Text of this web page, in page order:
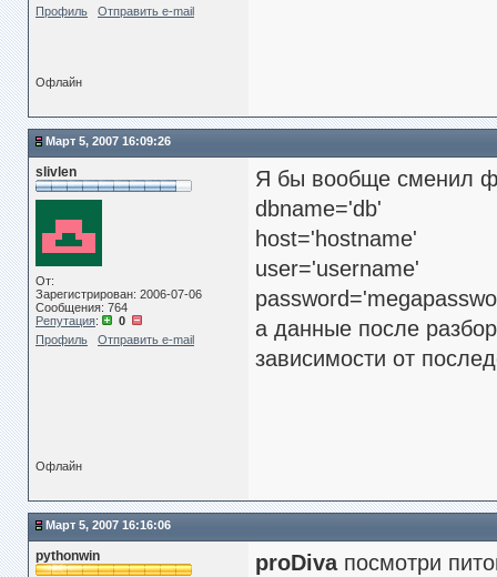
Профиль
Отправить e-mail
Офлайн
Март 5, 2007 16:09:26
slivlen
От:
Зарегистрирован: 2006-07-06
Сообщения: 764
Репутация:
0
Профиль
Отправить e-mail
Я бы вообще сменил
dbname='db'
host='hostname'
user='username'
а данные после
зависимости от
Офлайн
Март 5, 2007 16:16:06
pythonwin proDivaпосмотри